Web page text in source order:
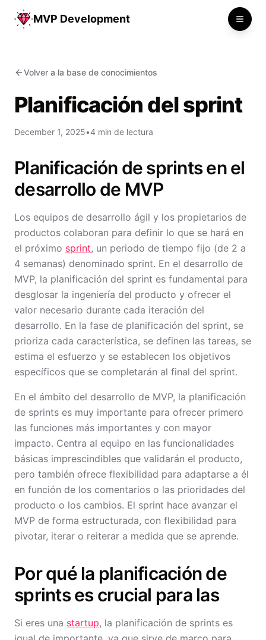
MVP Development
Volver a la base de conocimientos
Planificación del sprint
December 1, 2025•4 min de lectura
Planificación de sprints en el
desarrollo de MVP
Los equipos de desarrollo ágil y los propietarios de
productos colaboran para definir lo que se hará en
el próximo sprint, un periodo de tiempo fijo (de 2 a
4 semanas) denominado sprint. En el desarrollo de
MVP, la planificación del sprint es fundamental para
desglosar la ingeniería del producto y ofrecer el
valor necesario durante cada iteración del
desarrollo. En la fase de planificación del sprint, se
prioriza cada característica, se definen las tareas, se
estima el esfuerzo y se establecen los objetivos
específicos que se completarán al final del sprint.
En el ámbito del desarrollo de MVP, la planificación
de sprints es muy importante para ofrecer primero
las funciones más importantes y con mayor
impacto. Centra al equipo en las funcionalidades
básicas imprescindibles que validarán el producto,
pero también ofrece flexibilidad para adaptarse a él
en función de los comentarios o las prioridades del
producto o los cambios. El sprint hace avanzar el
MVP de forma estructurada, con flexibilidad para
pivotar, iterar o reiterar a medida que se aprende.
Por qué la planificación de
sprints es crucial para las
Si eres una startup, la planificación de sprints es